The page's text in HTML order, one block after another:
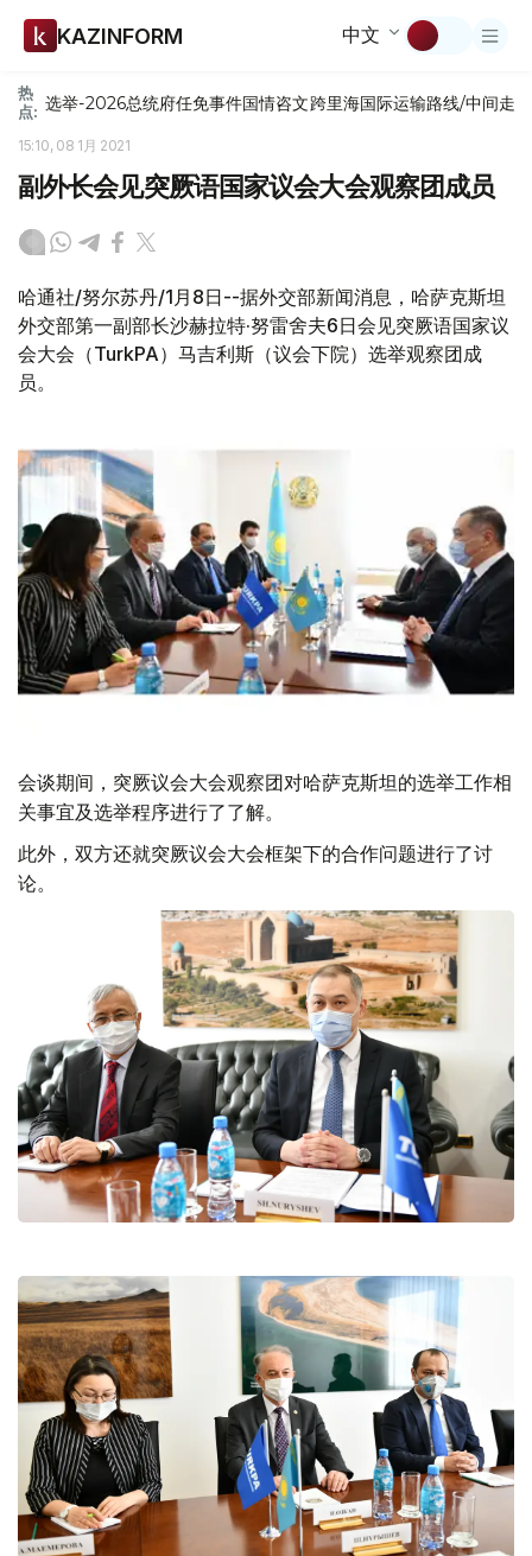
KAZINFORM 中文
热
点: 选举-2026总统府任免事件国情咨文跨里海国际运输路线/中间走廊
15:10, 08 1月 2021
副外长会见突厥语国家议会大会观察团成员
哈通社/努尔苏丹/1月8日--据外交部新闻消息，哈萨克斯坦
外交部第一副部长沙赫拉特·努雷舍夫6日会见突厥语国家议
会大会（TurkPA）马吉利斯（议会下院）选举观察团成
员。
会谈期间，突厥议会大会观察团对哈萨克斯坦的选举工作相
关事宜及选举程序进行了了解。
此外，双方还就突厥议会大会框架下的合作问题进行了讨
论。